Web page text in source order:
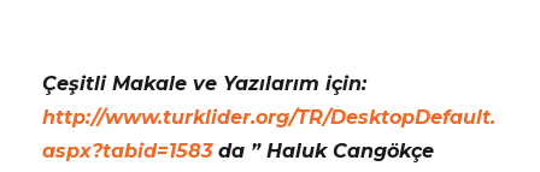
Çeşitli Makale ve Yazılarım için:
http://www.turklider.org/TR/DesktopDefault.
aspx?tabid=1583da ” Haluk Cangökçe